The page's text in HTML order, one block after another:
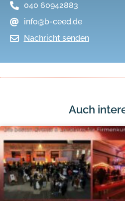
040 60942883
info@b-ceed.de
Nachricht senden
Auch